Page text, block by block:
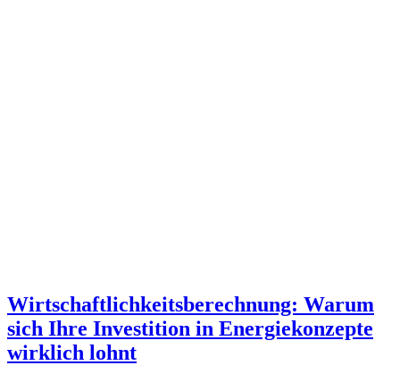
Wirtschaftlichkeitsberechnung: Warum
sich Ihre Investition in Energiekonzepte
wirklich lohnt